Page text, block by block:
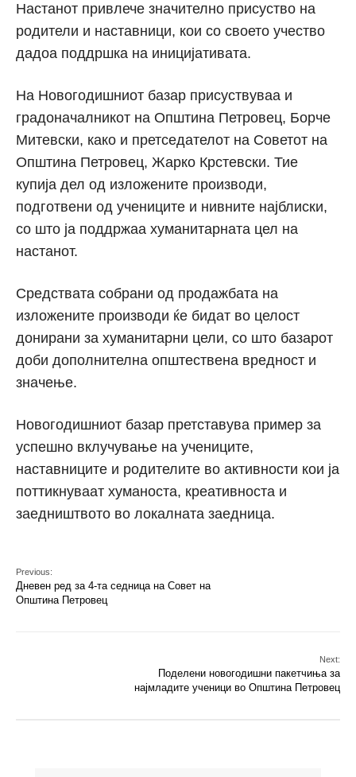
Настанот привлече значително присуство на
родители и наставници, кои со своето учество
дадоа поддршка на иницијативата.
На Новогодишниот базар присуствуваа и
градоначалникот на Општина Петровец, Борче
Митевски, како и претседателот на Советот на
Општина Петровец, Жарко Крстевски. Тие
купија дел од изложените производи,
подготвени од учениците и нивните најблиски,
со што ја поддржаа хуманитарната цел на
настанот.
Средствата собрани од продажбата на
изложените производи ќе бидат во целост
донирани за хуманитарни цели, со што базарот
доби дополнителна општествена вредност и
значење.
Новогодишниот базар претставува пример за
успешно вклучување на учениците,
наставниците и родителите во активности кои ја
поттикнуваат хуманоста, креативноста и
заедништвото во локалната заедница.
Previous:
Дневен ред за 4-та седница на Совет на
Општина Петровец
Next:
Поделени новогодишни пакетчиња за
најмладите ученици во Општина Петровец